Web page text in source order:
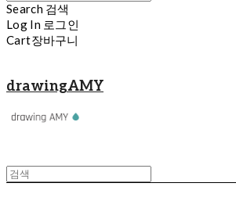
Search 검색
Log In 로그인
Cart장바구니
drawingAMY